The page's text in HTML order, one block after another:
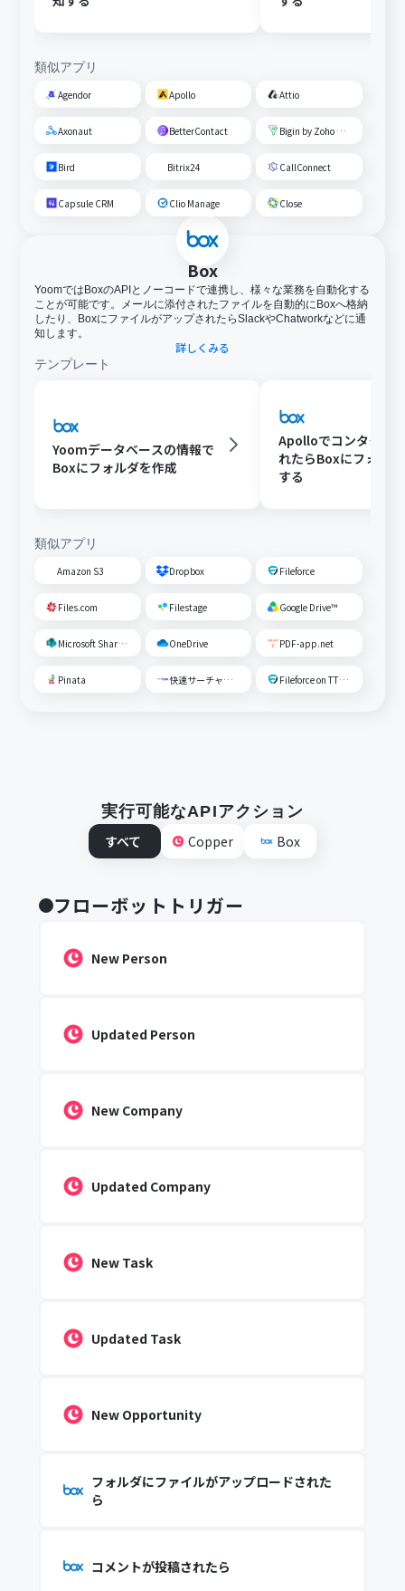
類似アプリ
Agendor Apollo Attio
Axonaut BetterContact Bigin by Zoho CRM
Bird Bitrix24 CallConnect
Capsule CRM Clio Manage Close
Box
YoomではBoxのAPIとノーコードで連携し、様々な業務を自動化する
ことが可能です。メールに添付されたファイルを自動的にBoxへ格納
したり、BoxにファイルがアップされたらSlackやChatworkなどに通
知します。
詳しくみる
テンプレート
Yoomデータベースの情報で
Boxにフォルダを作成
Apolloでコンタクト
れたらBoxにフォル
する
類似アプリ
Amazon S3 Dropbox Fileforce
Files.com Filestage Google Drive™
Microsoft SharePoint OneDrive PDF-app.net
Pinata 快速サーチャーGX Fileforce on TTS Cloud
実行可能なAPIアクション
すべて
Copper Box
フローボットトリガー
New Person
Updated Person
New Company
Updated Company
New Task
Updated Task
New Opportunity
フォルダにファイルがアップロードされた
ら
コメントが投稿されたら